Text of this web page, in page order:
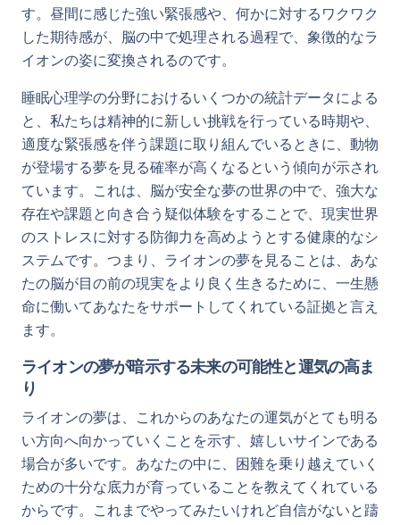
す。昼間に感じた強い緊張感や、何かに対するワクワク
した期待感が、脳の中で処理される過程で、象徴的なラ
イオンの姿に変換されるのです。
睡眠心理学の分野におけるいくつかの統計データによる
と、私たちは精神的に新しい挑戦を行っている時期や、
適度な緊張感を伴う課題に取り組んでいるときに、動物
が登場する夢を見る確率が高くなるという傾向が示され
ています。これは、脳が安全な夢の世界の中で、強大な
存在や課題と向き合う疑似体験をすることで、現実世界
のストレスに対する防御力を高めようとする健康的なシ
ステムです。つまり、ライオンの夢を見ることは、あな
たの脳が目の前の現実をより良く生きるために、一生懸
命に働いてあなたをサポートしてくれている証拠と言え
ます。
ライオンの夢が暗示する未来の可能性と運気の高ま
り
ライオンの夢は、これからのあなたの運気がとても明る
い方向へ向かっていくことを示す、嬉しいサインである
場合が多いです。あなたの中に、困難を乗り越えていく
ための十分な底力が育っていることを教えてくれている
からです。これまでやってみたいけれど自信がないと躊